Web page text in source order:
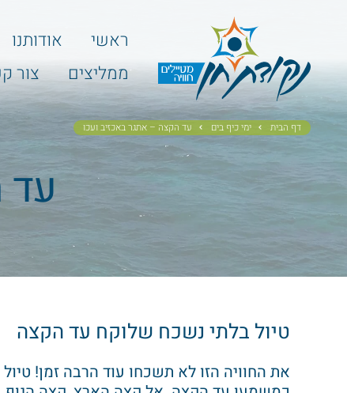
ראשי אודותנו
ממליצים
צור
דף הבית ימי כיף בים עד הקצה – אתגר באכזיב ועכו
עד
טיול בלתי נשכח שלוקח עד הקצה
את החוויה הזו לא תשכחו עוד הרבה זמן!